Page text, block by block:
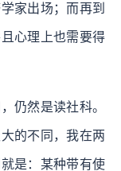
家出场；而再到
心理上也需要得
仍然是读社科。
的不同，我在两
是：某种带有使